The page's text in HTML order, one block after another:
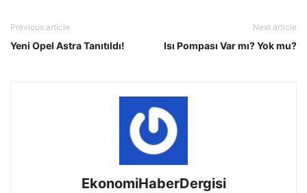
Previous article
Yeni Opel Astra Tanıtıldı!
Next article
Isı Pompası Var mı? Yok mu?
EkonomiHaberDergisi